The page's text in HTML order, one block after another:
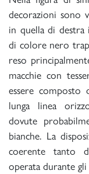
decorazioni sono
in quella di destra
di colore nero
reso
macchie con
essere composto
lunga linea
dovute
bianche. La
coerente tanto
operata durante